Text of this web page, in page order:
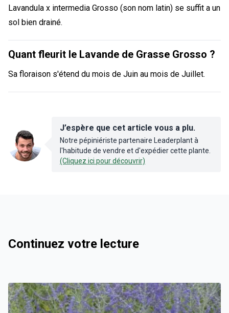
Lavandula x intermedia Grosso (son nom latin) se suffit a un
sol bien drainé.
Quant fleurit le Lavande de Grasse Grosso ?
Sa floraison s'étend du mois de Juin au mois de Juillet.
J’espère que cet article vous a plu.
Notre pépiniériste partenaire Leaderplant à
l'habitude de vendre et d'expédier cette plante.
(Cliquez ici pour découvrir)
Continuez votre lecture